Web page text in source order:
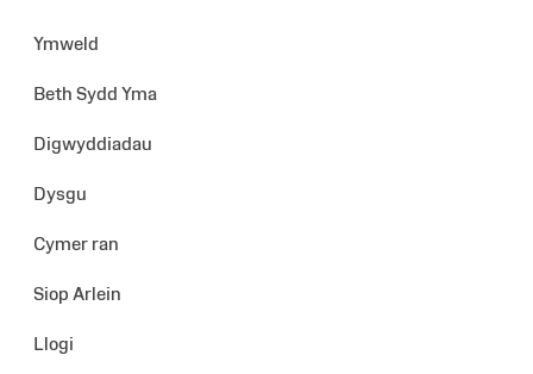
Ymweld
Beth Sydd Yma
Digwyddiadau
Dysgu
Cymer ran
Siop Arlein
Llogi